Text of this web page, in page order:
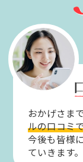
おかげさま
ルの口コミ
今後も皆様
ていきます。